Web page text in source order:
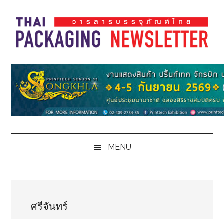
main
content
secondary
menu
primary
sidebar
footer
Thai
Pack
Magazine
Pack
Magazine
MENU
ศรีจันทร์